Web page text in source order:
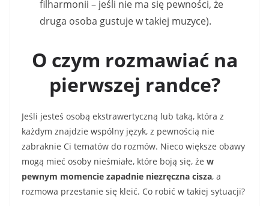
filharmonii – jeśli nie ma się pewności, że
druga osoba gustuje w takiej muzyce).
O czym rozmawiać na
pierwszej randce?
Jeśli jesteś osobą ekstrawertyczną lub taką, która z
każdym znajdzie wspólny język, z pewnością nie
zabraknie Ci tematów do rozmów. Nieco większe obawy
mogą mieć osoby nieśmiałe, które boją się, że w
pewnym momencie zapadnie niezręczna cisza, a
rozmowa przestanie się kleić. Co robić w takiej sytuacji?